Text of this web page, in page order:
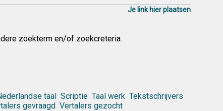
Je link hier plaatsen
zoekterm en/of zoekcreteria.
taal Scriptie Taal werk Tekstschrijvers
gevraagd Vertalers gezocht